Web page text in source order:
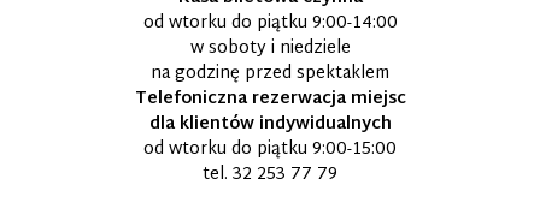
od wtorku do piątku 9:00-14:00
w soboty i niedziele
na godzinę przed spektaklem
Telefoniczna rezerwacja miejsc
dla klientów indywidualnych
od wtorku do piątku 9:00-15:00
tel. 32 253 77 79